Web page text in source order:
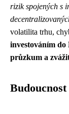
rizik spojených s
volatilita trhu,
investováním
průzkum a